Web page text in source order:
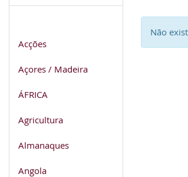
Acções
Açores / Madeira
ÁFRICA
Agricultura
Almanaques
Angola
Não